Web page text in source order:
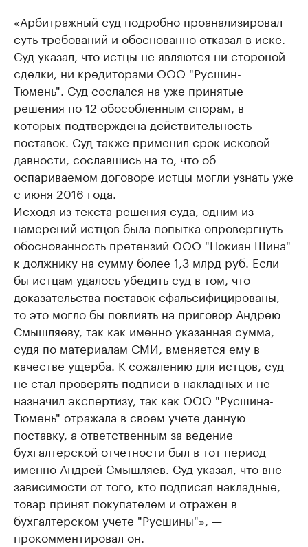
«Арбитражный суд подробно проанализировал
суть требований и обоснованно отказал в иске.
Суд указал, что истцы не являются ни стороной
сделки, ни кредиторами ООО "Русшин-
Тюмень". Суд сослался на уже принятые
решения по 12 обособленным спорам, в
которых подтверждена действительность
поставок. Суд также применил срок исковой
давности, сославшись на то, что об
оспариваемом договоре истцы могли узнать уже
с июня 2016 года.
Исходя из текста решения суда, одним из
намерений истцов была попытка опровергнуть
обоснованность претензий ООО "Нокиан Шина"
к должнику на сумму более 1,3 млрд руб. Если
бы истцам удалось убедить суд в том, что
доказательства поставок сфальсифицированы,
то это могло бы повлиять на приговор Андрею
Смышляеву, так как именно указанная сумма,
судя по материалам СМИ, вменяется ему в
качестве ущерба. К сожалению для истцов, суд
не стал проверять подписи в накладных и не
назначил экспертизу, так как ООО "Русшина-
Тюмень" отражала в своем учете данную
поставку, а ответственным за ведение
бухгалтерской отчетности был в тот период
именно Андрей Смышляев. Суд указал, что вне
зависимости от того, кто подписал накладные,
товар принят покупателем и отражен в
бухгалтерском учете "Русшины"», —
прокомментировал он.